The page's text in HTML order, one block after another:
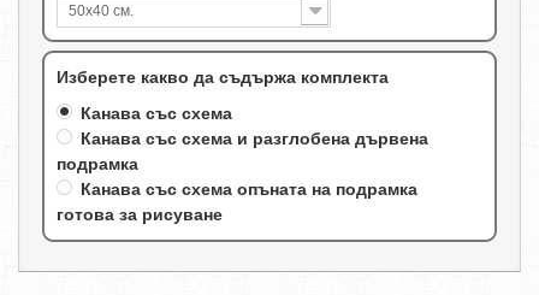
50х40 см.
Изберете какво да съдържа комплекта
Канава със схема
Канава със схема и разглобена дървена
подрамка
Канава със схема опъната на подрамка
готова за рисуване